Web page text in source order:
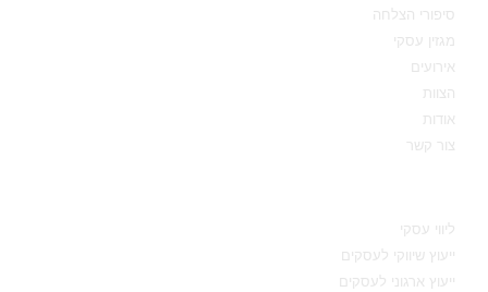
סיפורי הצלחה
מגזין עסקי
אירועים
הצוות
אודות
צור קשר
ליווי עסקי
ייעוץ שיווקי לעסקים
ייעוץ ארגוני לעסקים